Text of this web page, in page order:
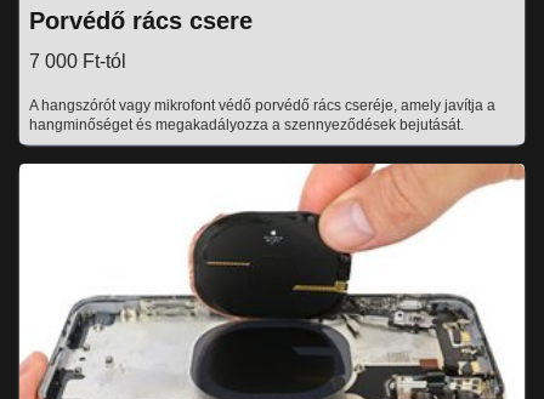
Porvédő rács csere
7 000 Ft-tól
A hangszórót vagy mikrofont védő porvédő rács cseréje, amely javítja a
hangminőséget és megakadályozza a szennyeződések bejutását.